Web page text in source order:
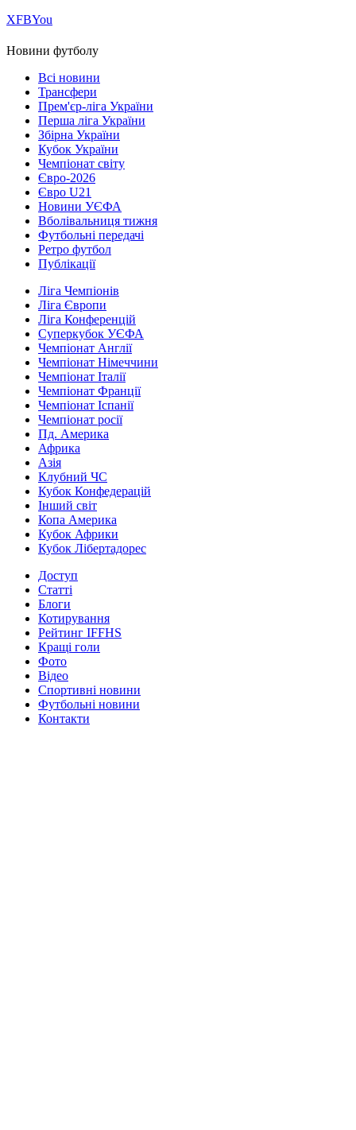
ХFBYou
Новини футболу
Всі новини
Трансфери
Прем'єр-ліга України
Перша ліга України
Збірна України
Кубок України
Чемпіонат світу
Євро-2026
Євро U21
Новини УЄФА
Вболівальниця тижня
Футбольні передачі
Ретро футбол
Публікації
Ліга Чемпіонів
Ліга Європи
Ліга Конференцій
Суперкубок УЄФА
Чемпіонат Англії
Чемпіонат Німеччини
Чемпіонат Італії
Чемпіонат Франції
Чемпіонат Іспанії
Чемпіонат росії
Пд. Америка
Африка
Азія
Клубний ЧС
Кубок Конфедерацій
Інший світ
Копа Америка
Кубок Африки
Кубок Лібертадорес
Доступ
Статті
Блоги
Котирування
Рейтинг IFFHS
Кращі голи
Фото
Відео
Спортивні новини
Футбольні новини
Контакти